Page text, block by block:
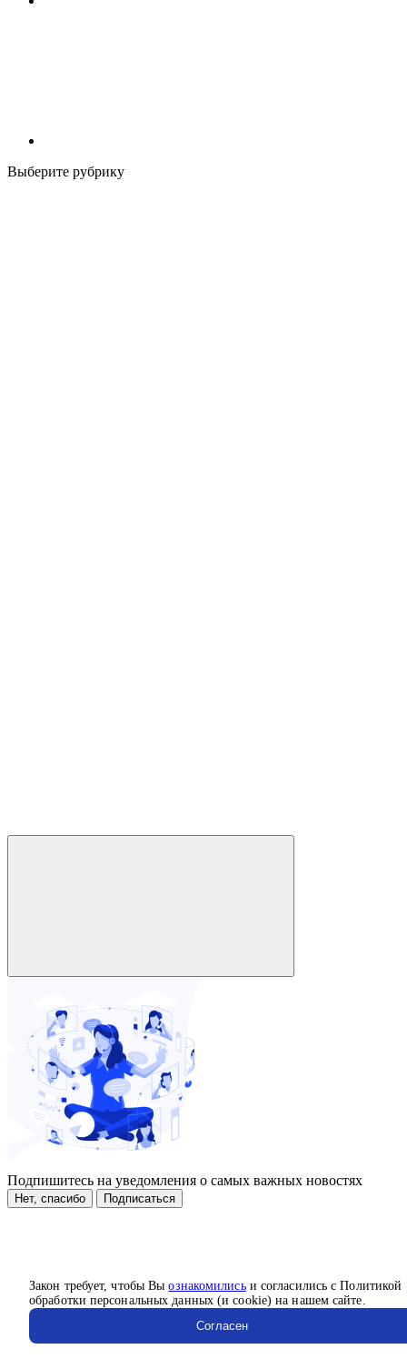
Закон требует, чтобы Выознакомилисьи согласились с Политикой
обработки персональных данных (и cookie) на нашем сайте.
Согласен
Выберите рубрику
Подпишитесь на уведомления о самых важных новостях
Нет, спасибо Подписаться